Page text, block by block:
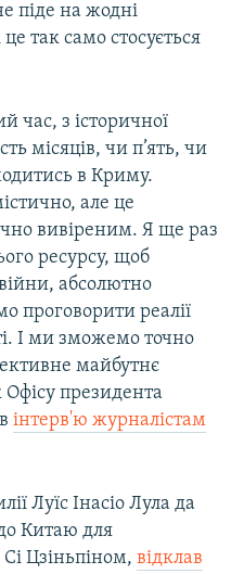
піде на жодні
так само стосується
час, з історичної
місяців, чи п’ять, чи
в Криму.
але це
вивіреним. Я ще раз
ресурсу, щоб
абсолютно
проговорити реалії
І ми зможемо точно
майбутнє
президента
інтерв'ю журналістам
Луїс Інасіо Лула да
Китаю для
Цзіньпіном, відклав